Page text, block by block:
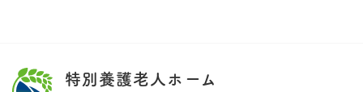
特別養護老人ホーム